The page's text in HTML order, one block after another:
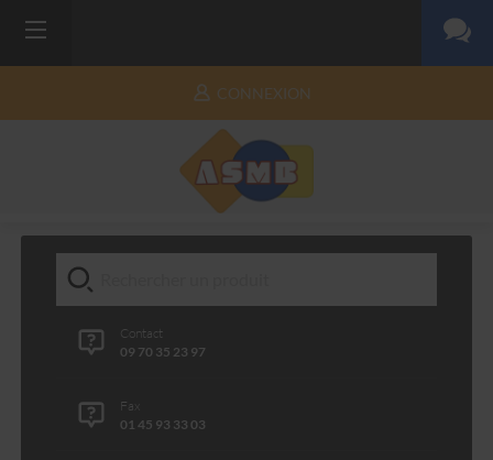
CONNEXION
Contact
09 70 35 23 97
Fax
01 45 93 33 03